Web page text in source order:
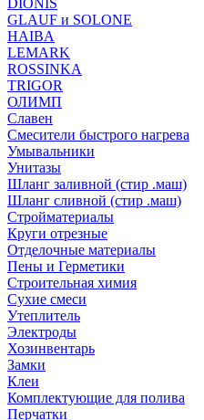
DIONIS
GLAUF и SOLONE
HAIBA
LEMARK
ROSSINKA
TRIGOR
ОЛИМП
Славен
Смесители быстрого нагрева
Умывальники
Унитазы
Шланг заливной (стир .маш)
Шланг сливной (стир .маш)
Стройматериалы
Круги отрезные
Отделочные материалы
Пены и Герметики
Строительная химия
Сухие смеси
Утеплитель
Электроды
Хозинвентарь
Замки
Клеи
Комплектующие для полива
Перчатки